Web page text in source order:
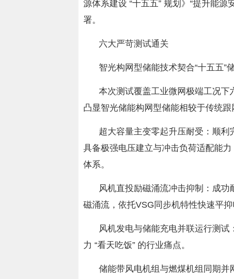
源体系建设 “十五五” 规划》“提升能
署。
六大严苛测试通关
智光构网型储能技术契合“十五五”
本次测试覆盖工业微网极端工况下
凸显智光储能构网型储能相较于传统跟
超大容量主变零起升压耐受：顺
具备极强电压建立与冲击负荷适配能
体系。
风机直投励磁涌流冲击抑制：成
磁涌流，依托VSG同步机特性快速平
风机发电与储能充电并联运行测
力 “看天吃饭” 的行业痛点。
储能带风电机组与燃煤机组同期